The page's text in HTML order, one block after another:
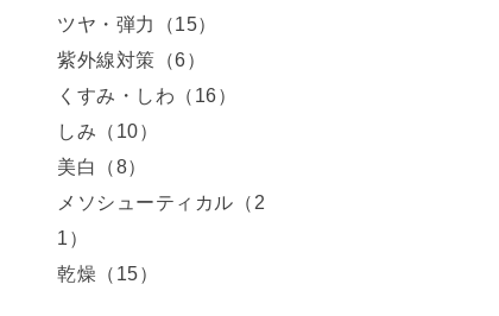
ツヤ・弾力（15）
紫外線対策（6）
くすみ・しわ（16）
しみ（10）
美白（8）
メソシューティカル（2
1）
乾燥（15）